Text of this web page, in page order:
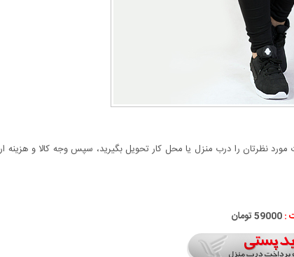
نظرتان را درب منزل یا محل کار تحویل بگیرید، سپس وجه کالا و هزینه
:59000 تومان